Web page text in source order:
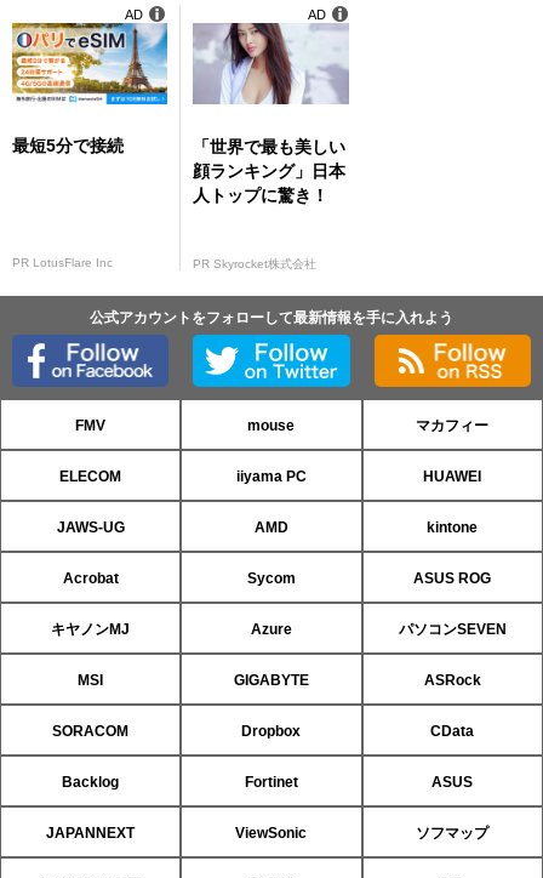
最短5分で接続
PR LotusFlare Inc
AD
「世界で最も美しい
顔ランキング」日本
人トップに驚き！
PR Skyrocket株式会社
AD
公式アカウントをフォローして最新情報を手に入れよう
FMV mouse マカフィー
ELECOM iiyama PC HUAWEI
JAWS-UG AMD kintone
Acrobat Sycom ASUS ROG
キヤノンMJ Azure パソコンSEVEN
MSI GIGABYTE ASRock
SORACOM Dropbox CData
Backlog Fortinet ASUS
JAPANNEXT ViewSonic ソフマップ